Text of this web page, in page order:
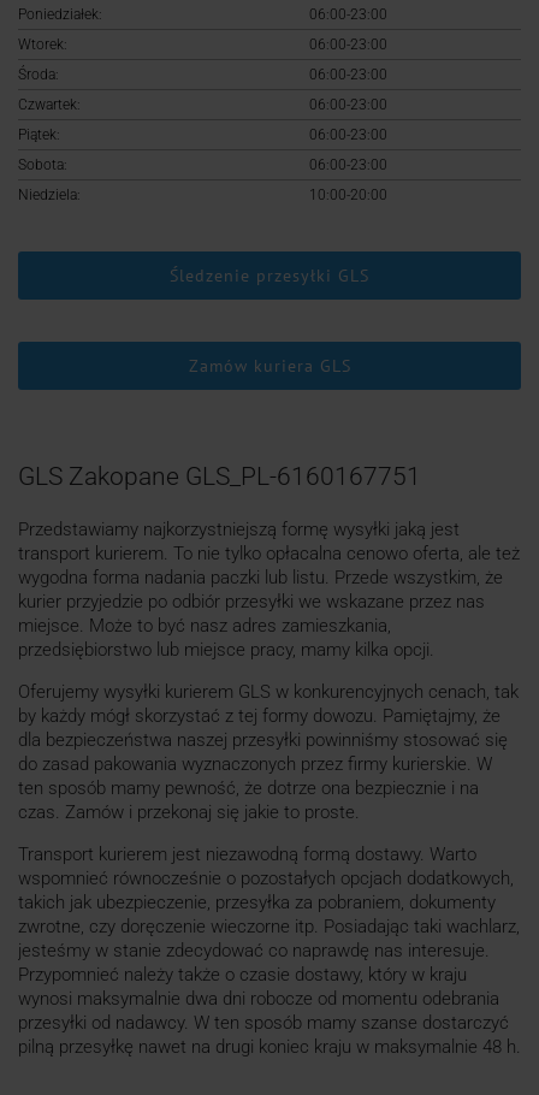
Poniedziałek:
06:00-23:00
Wtorek:
06:00-23:00
Środa:
06:00-23:00
Czwartek:
06:00-23:00
Piątek:
06:00-23:00
Sobota:
06:00-23:00
Niedziela:
10:00-20:00
Śledzenie przesyłki GLS
Zamów kuriera GLS
GLS Zakopane GLS_PL-6160167751
Przedstawiamy najkorzystniejszą formę wysyłki jaką jest
transport kurierem. To nie tylko opłacalna cenowo oferta, ale też
wygodna forma nadania paczki lub listu. Przede wszystkim, że
kurier przyjedzie po odbiór przesyłki we wskazane przez nas
miejsce. Może to być nasz adres zamieszkania,
przedsiębiorstwo lub miejsce pracy, mamy kilka opcji.
Oferujemy wysyłki kurierem GLS w konkurencyjnych cenach, tak
by każdy mógł skorzystać z tej formy dowozu. Pamiętajmy, że
dla bezpieczeństwa naszej przesyłki powinniśmy stosować się
do zasad pakowania wyznaczonych przez firmy kurierskie. W
ten sposób mamy pewność, że dotrze ona bezpiecznie i na
czas. Zamów i przekonaj się jakie to proste.
Transport kurierem jest niezawodną formą dostawy. Warto
wspomnieć równocześnie o pozostałych opcjach dodatkowych,
takich jak ubezpieczenie, przesyłka za pobraniem, dokumenty
zwrotne, czy doręczenie wieczorne itp. Posiadając taki wachlarz,
jesteśmy w stanie zdecydować co naprawdę nas interesuje.
Przypomnieć należy także o czasie dostawy, który w kraju
wynosi maksymalnie dwa dni robocze od momentu odebrania
przesyłki od nadawcy. W ten sposób mamy szanse dostarczyć
pilną przesyłkę nawet na drugi koniec kraju w maksymalnie 48 h.